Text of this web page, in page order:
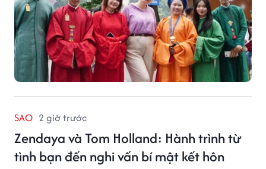
SAO 2 giờ trước
Zendaya và Tom Holland: Hành trình từ
tình bạn đến nghi vấn bí mật kết hôn